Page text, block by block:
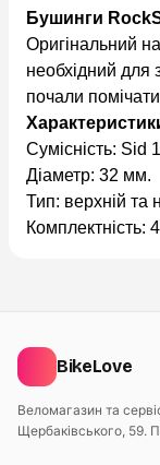
Бушинги
Оригінальний
необхідний для
почали
Сумісність: Sid
Діаметр: 32 мм.
Тип: верхній та
Комплектність:
BikeLove
Веломагазин та
Щербаківського, 59.